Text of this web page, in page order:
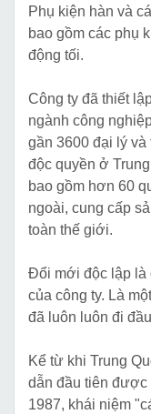
Phụ kiện hàn và
bao gồm các phụ
động tối.
Công ty đã thiết
ngành công
gần 3600 đại lý
độc quyền ở
bao gồm hơn 60
ngoài, cung cấp
toàn thế giới.
Đổi mới độc lập là
của công ty. Là
đã luôn luôn đi
Kể từ khi Trung
dẫn đầu tiên được
1987, khái niệm